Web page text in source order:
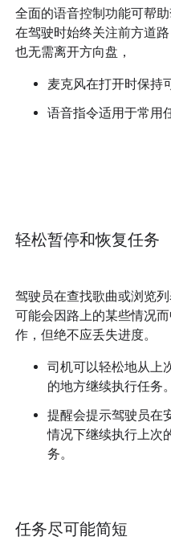
全面的语音控制功能可帮
在驾驶时始终关注前方道
也无需离开方向盘，
麦克风在打开时保持
语音指令适用于常用
轻松暂停和恢复任务
驾驶员在查找歌曲或浏览列
可能会因路上的某些情况
作，但绝不应丢失进度。
司机可以轻松地从上
的地方继续执行任务。
提醒会提示驾驶员在
情况下继续执行上次
务。
任务尽可能简短